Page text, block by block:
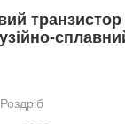
транзистор
Роздріб